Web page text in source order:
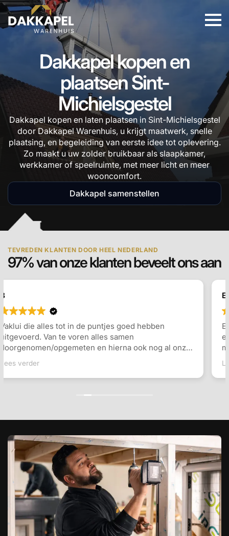
Dakkapel kopen en
plaatsen Sint-
Michielsgestel
Dakkapel kopen en laten plaatsen in Sint-Michielsgestel
door Dakkapel Warenhuis, u krijgt maatwerk, snelle
plaatsing, en begeleiding van eerste idee tot oplevering.
Zo maakt u uw zolder bruikbaar als slaapkamer,
werkkamer of speelruimte, met meer licht en meer
wooncomfort.
Dakkapel samenstellen
TEVREDEN KLANTEN DOOR HEEL NEDERLAND
97% van onze klanten beveelt ons aan
Erg tevreden over het geleverde dakkapel. Inmeten
en plaatsing ging erg vlot, en er werd goed
meegedacht over de indeling en de keuzes die
gemaakt konden worden. Communicatie ging goed
en snel antwoord op vragen. Ook de monteurs waren
erg vriendelijk en vakkundig. Zeker een aanrader!
Lees verder